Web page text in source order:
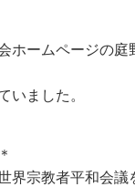
ホームページの
いました。
界宗教者平和会議